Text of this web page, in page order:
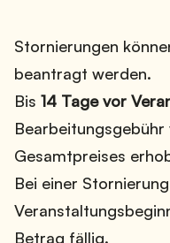
Stornierungen
beantragt werden.
Bis 14 Tage vor
Bearbeitungsgebühr
Gesamtpreises
Bei einer Stornierung
Betrag fällig.